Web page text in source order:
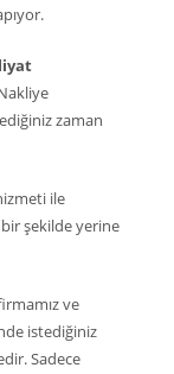
zaman
ile
bir şekilde yerine
ve
istediğiniz
Sadece